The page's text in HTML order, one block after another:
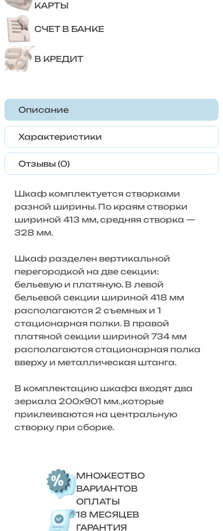
КАРТЫ
СЧЕТ В БАНКЕ
В КРЕДИТ
Описание
Характеристики
Отзывы (0)
Шкаф комплектуется створками
разной ширины. По краям створки
шириной 413 мм, средняя створка —
328 мм.
Шкаф разделен вертикальной
перегородкой на две секции:
бельевую и платяную. В левой
бельевой секции шириной 418 мм
располагаются 2 съемных и 1
стационарная полки. В правой
платяной секции шириной 734 мм
располагаются стационарная полка
вверху и металлическая штанга.
В комплектацию шкафа входят два
зеркала 200х901 мм.,которые
приклеиваются на центральную
створку при сборке.
МНОЖЕСТВО
ВАРИАНТОВ
ОПЛАТЫ
18 МЕСЯЦЕВ
ГАРАНТИЯ